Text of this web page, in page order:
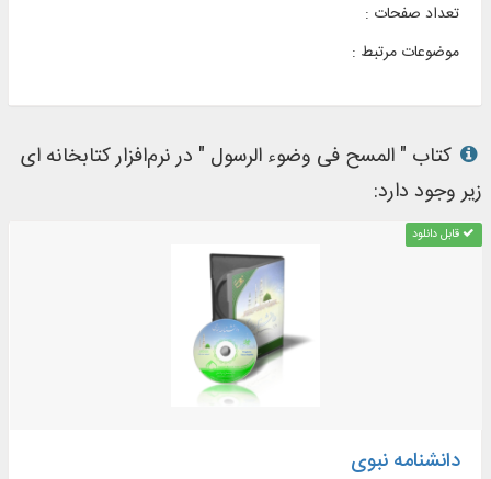
تعداد صفحات :
موضوعات مرتبط :
کتاب " المسح فی وضوء الرسول " در نرم‌افزار کتابخانه ای
زیر وجود دارد:
قابل دانلود
دانشنامه نبوی